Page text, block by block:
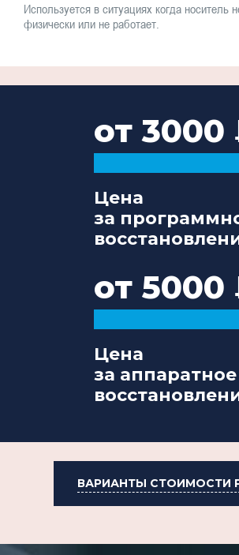
Используется в ситуациях когда носитель
физически или не работает.
от 3000
Цена
за
от 5000
Цена
за аппаратное
ВАРИАНТЫ СТОИМОСТИ